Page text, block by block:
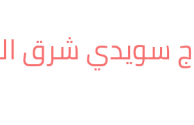
سويدي شرق